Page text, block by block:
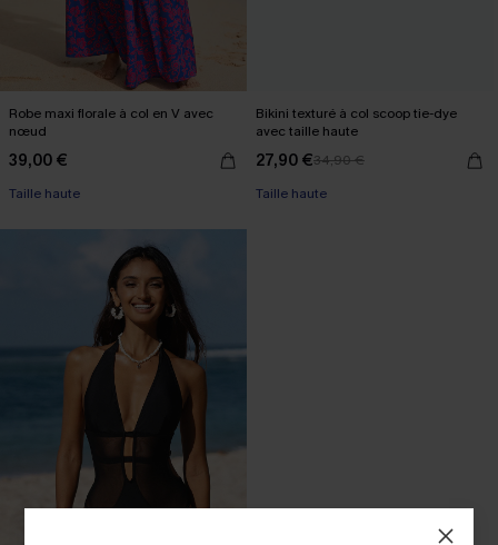
Robe maxi florale à col en V avec
nœud
39,00 €
Taille haute
Bikini texturé à col scoop tie-dye
avec taille haute
27,90 €34,90 €
Taille haute